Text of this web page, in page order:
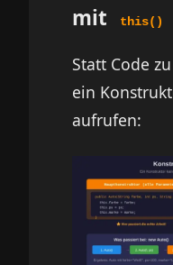
mit
this()
Statt Code
ein
aufrufen: